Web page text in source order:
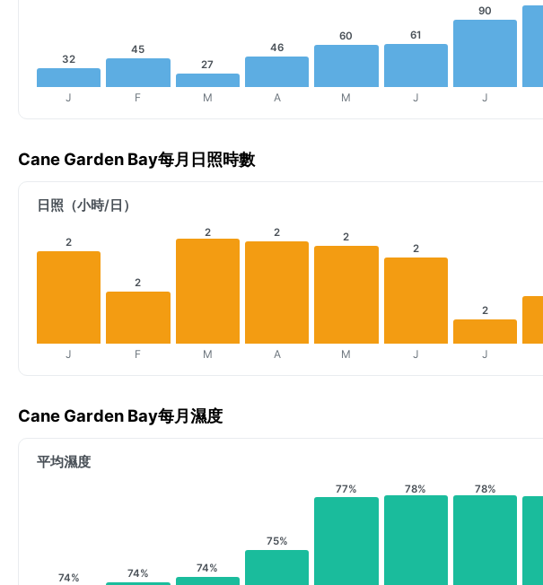
32
J
45
F
27
M
46
A
60
M
61
J
90
J
Cane Garden Bay每月日照時數
日照（小時/日）
2
J
2
F
2
M
2
A
2
M
2
J
2
J
Cane Garden Bay每月濕度
平均濕度
74% 74% 74%
75%
77% 78% 78%